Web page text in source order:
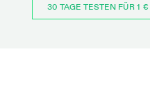
30 TAGE TESTEN FÜR 1 €